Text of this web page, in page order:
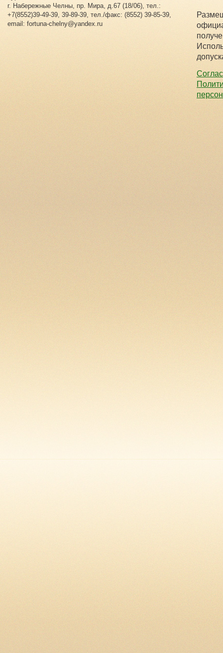
г. Набережные Челны, пр. Мира, д.67 (18/06), тел.:
+7(8552)39-49-39, 39-89-39, тел./факс: (8552) 39-85-39,
email: fortuna-chelny@yandex.ru